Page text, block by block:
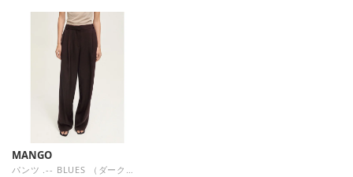
MANGO
パンツ .-- BLUES （ダークブラウン）